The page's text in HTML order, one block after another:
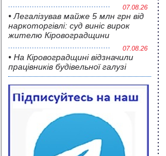
07.08.26
• Легалізував майже 5 млн грн від
наркоторгівлі: суд виніс вирок
жителю Кіровоградщини
07.08.26
• На Кіровоградщині відзначили
працівників будівельної галузі